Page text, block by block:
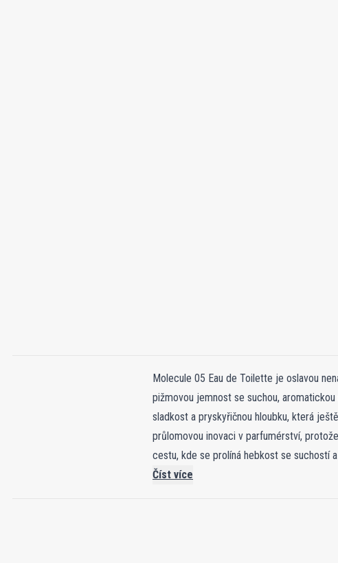
Molecule 05 Eau de Toilette je oslavou
pižmovou jemnost se suchou,
sladkost a pryskyřičnou hloubku, která
průlomovou inovaci v parfumérství,
cestu, kde se prolíná hebkost se suchostí
vyjádřením kultivované elegance a
nabízí řada Escentric silnější projekci,
Číst více